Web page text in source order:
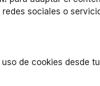
redes sociales o
de cookies desde